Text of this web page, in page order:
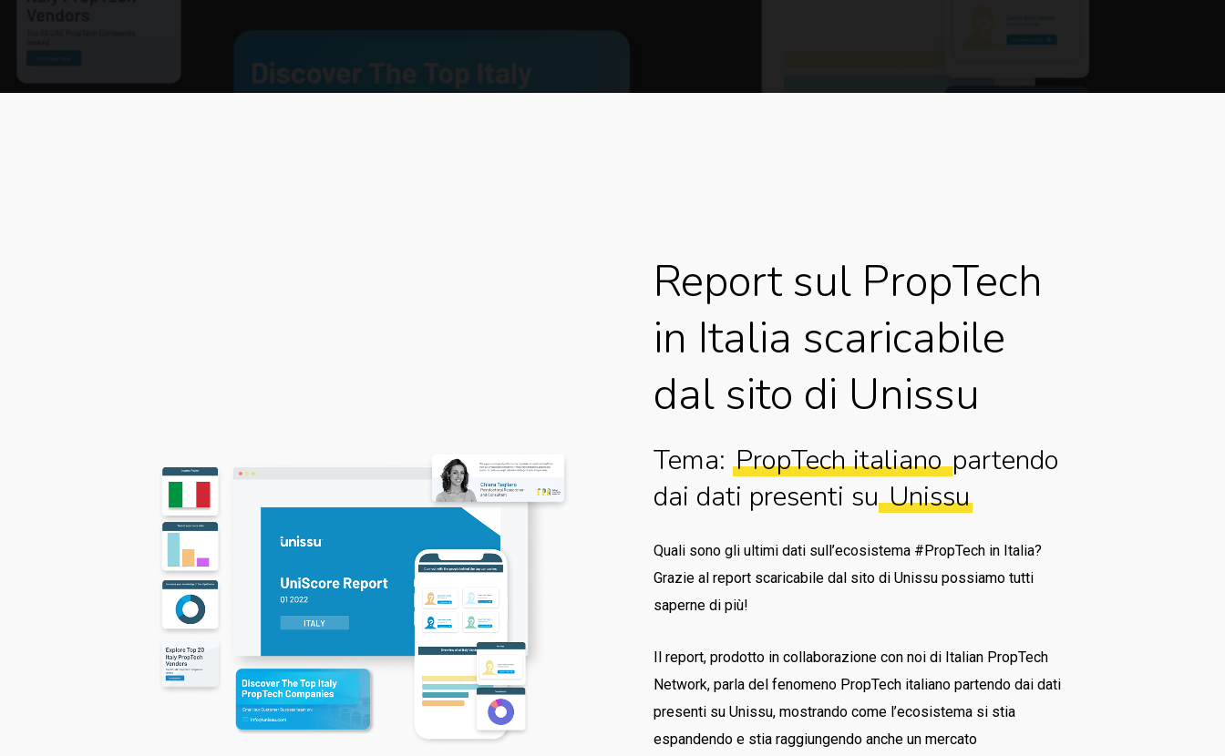
Report sul PropTech
in Italia scaricabile
dal sito di Unissu
Tema: PropTech italianopartendo
dai dati presenti suUnissu
Quali sono gli ultimi dati sull’ecosistema #PropTech in Italia?
Grazie al report scaricabile dal sito di Unissu possiamo tutti
saperne di più!
Il report, prodotto in collaborazione con noi di Italian PropTech
Network, parla del fenomeno PropTech italiano partendo dai dati
presenti su Unissu, mostrando come l’ecosistema si stia
espandendo e stia raggiungendo anche un mercato